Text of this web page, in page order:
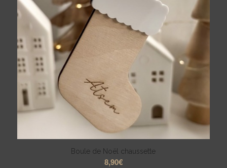
Boule de Noël chaussette
8,90€